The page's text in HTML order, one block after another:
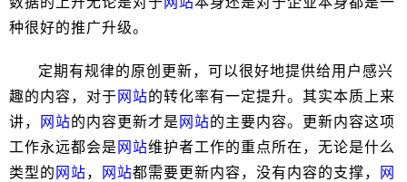
种很好的推广升级。
定期有规律的原创更新，可以很好地提供给用户感兴
趣的内容，对于 网站的转化率有一定提升。其实本质上来
讲，
网站的内容更新才是 网站的主要内容。更新内容这项
工作永远都会是 网站维护者工作的重点所在，无论是什么
类型的 网站， 网站都需要更新内容，没有内容的支撑，
网